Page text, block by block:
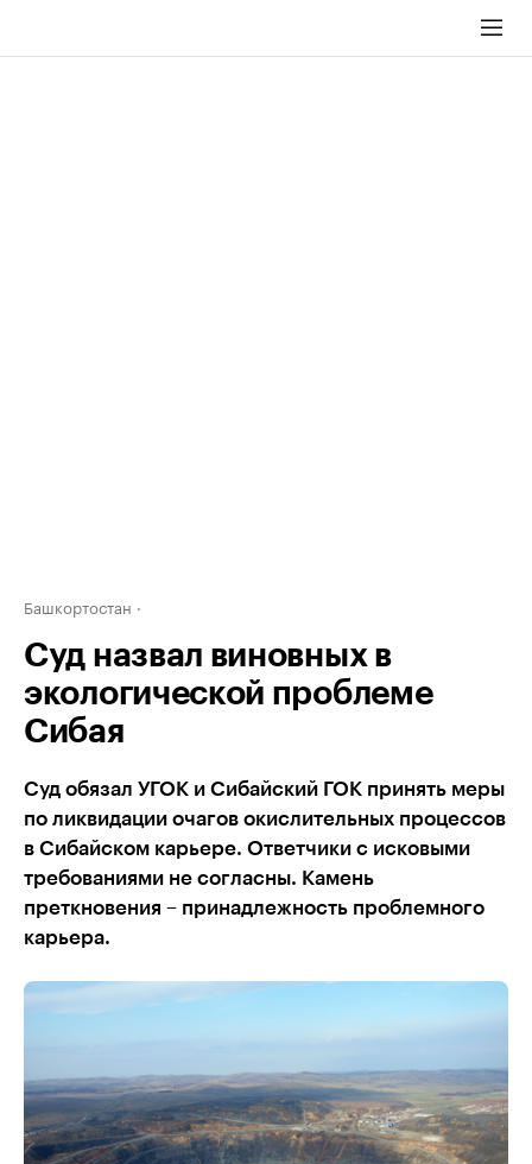
Башкортостан
Суд назвал виновных в
экологической проблеме
Сибая
Суд обязал УГОК и Сибайский ГОК принять меры
по ликвидации очагов окислительных процессов
в Сибайском карьере. Ответчики с исковыми
требованиями не согласны. Камень
преткновения – принадлежность проблемного
карьера.